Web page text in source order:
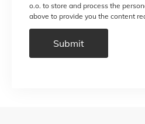
o.o. to store and process the
above to provide you the content